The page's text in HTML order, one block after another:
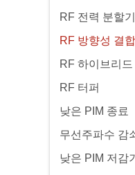
RF 전력 분할기
RF 방향성 결합
RF 하이브리드
RF 터퍼
낮은 PIM 종료
무선주파수 감
낮은 PIM 저감기